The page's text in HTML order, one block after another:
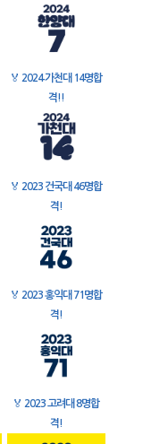
🏅 2024 가천대 14명합
격!!
🏅 2023 건국대 46명합
격!
🏅 2023 홍익대 71명합
격!
🏅 2023 고려대 8명합
격!